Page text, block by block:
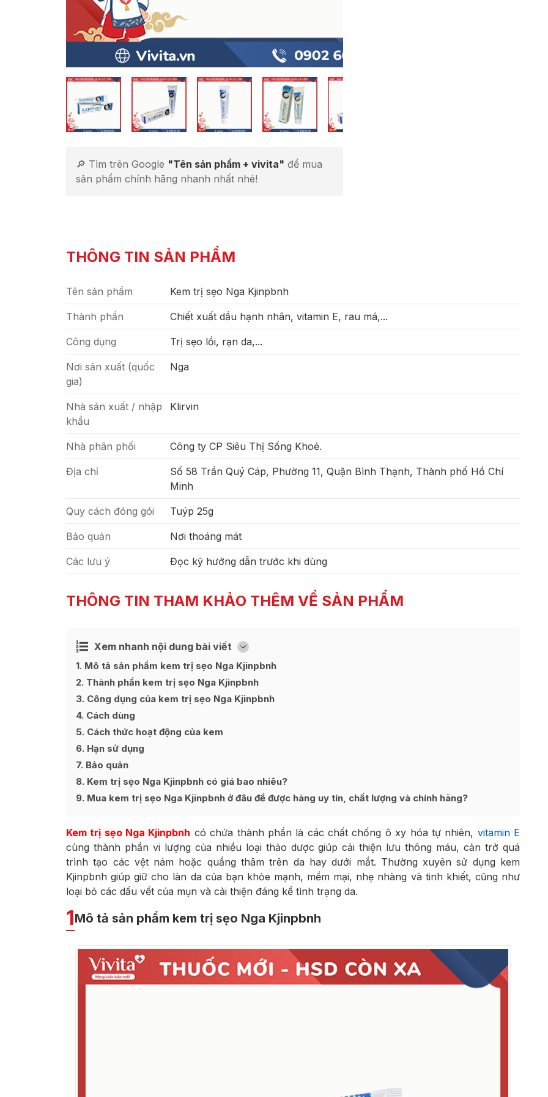
🔎 Tìm trên Google "Tên sản phẩm + vivita" để mua
sản phẩm chính hãng nhanh nhất nhé!
THÔNG TIN SẢN PHẨM
Tên sản phẩm Kem trị sẹo Nga Kjinpbnh
Thành phần Chiết xuất dầu hạnh nhân, vitamin E, rau má,...
Công dụng Trị sẹo lồi, rạn da,...
Nơi sản xuất (quốc
gia)
Nga
Nhà sản xuất / nhập
khẩu
Klirvin
Nhà phân phối Công ty CP Siêu Thị Sống Khoẻ.
Địa chỉ
Số 58 Trần Quý Cáp, Phường 11, Quận Bình Thạnh, Thành phố Hồ Chí
Minh
Quy cách đóng gói Tuýp 25g
Bảo quản Nơi thoáng mát
Các lưu ý Đọc kỹ hướng dẫn trước khi dùng
THÔNG TIN THAM KHẢO THÊM VỀ SẢN PHẨM
Xem nhanh nội dung bài viết [
Ẩn
1 Mô tả sản phẩm kem trị sẹo Nga Kjinpbnh
2 Thành phần kem trị sẹo Nga Kjinpbnh
3 Công dụng của kem trị sẹo Nga Kjinpbnh
4 Cách dùng
5 Cách thức hoạt động của kem
6 Hạn sử dụng
7 Bảo quản
8 Kem trị sẹo Nga Kjinpbnh có giá bao nhiêu?
9 Mua kem trị sẹo Nga Kjinpbnh ở đâu để được hàng uy tín, chất lượng và chính hãng?
Kem trị sẹo Nga Kjinpbnh có chứa thành phần là các chất chống ô xy hóa tự nhiên, vitamin E
cùng thành phần vi lượng của nhiều loại thảo dược giúp cải thiện lưu thông máu, cản trở quá
trình tạo các vệt nám hoặc quầng thâm trên da hay dưới mắt. Thường xuyên sử dụng kem
Kjinpbnh giúp giữ cho làn da của bạn khỏe mạnh, mềm mại, nhẹ nhàng và tinh khiết, cũng như
loại bỏ các dấu vết của mụn và cải thiện đáng kể tình trạng da.
1Mô tả sản phẩm kem trị sẹo Nga Kjinpbnh